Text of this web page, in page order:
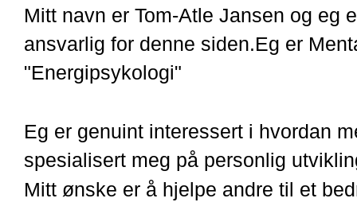
Mitt navn er Tom-Atle Jansen og eg
ansvarlig for denne siden.Eg er
"Energipsykologi"
Eg er genuint interessert i hvordan
spesialisert meg på personlig
Mitt ønske er å hjelpe andre til et